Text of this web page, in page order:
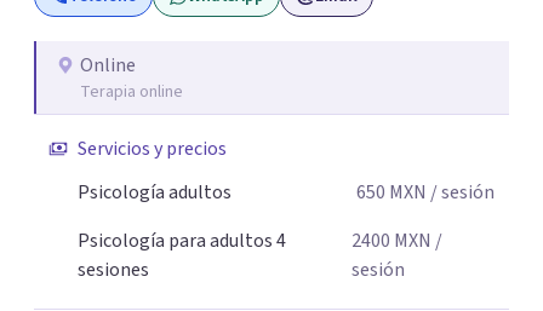
Online
Terapia online
Servicios y precios
Psicología adultos
650 MXN / sesión
Psicología para adultos 4
sesiones
2400 MXN /
sesión